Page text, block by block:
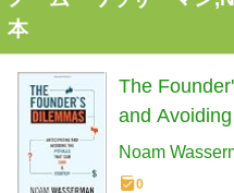
本
The
and
a Startup
on
Noam
0